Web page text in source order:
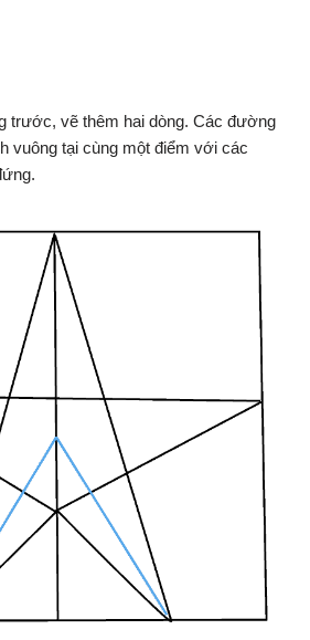
trước, vẽ thêm hai dòng. Các đường
vuông tại cùng một điểm với các